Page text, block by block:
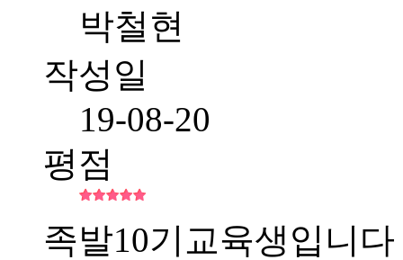
박철현
작성일
19-08-20
평점
족발10기교육생입니